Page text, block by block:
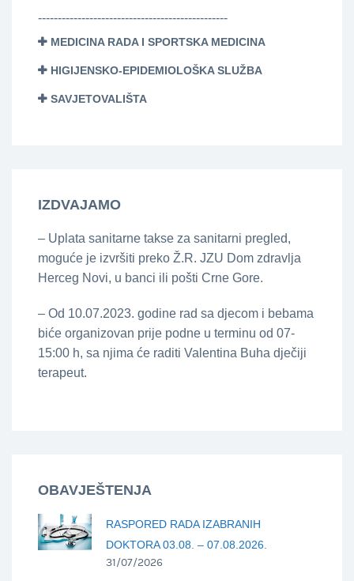
------------------------------------------------
MEDICINA RADA I SPORTSKA MEDICINA
HIGIJENSKO-EPIDEMIOLOŠKA SLUŽBA
SAVJETOVALIŠTA
IZDVAJAMO
– Uplata sanitarne takse za sanitarni pregled,
moguće je izvršiti preko Ž.R. JZU Dom zdravlja
Herceg Novi, u banci ili pošti Crne Gore.
– Od 10.07.2023. godine rad sa djecom i bebama
biće organizovan prije podne u terminu od 07-
15:00 h, sa njima će raditi Valentina Buha dječiji
terapeut.
OBAVJEŠTENJA
RASPORED RADA IZABRANIH
DOKTORA 03.08. – 07.08.2026.
31/07/2026